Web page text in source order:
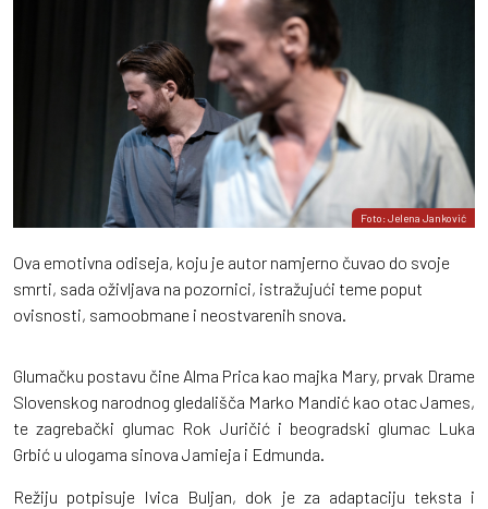
Foto: Jelena Janković
Ova emotivna odiseja, koju je autor namjerno čuvao do svoje
smrti, sada oživljava na pozornici, istražujući teme poput
ovisnosti, samoobmane i neostvarenih snova.
Glumačku postavu čine Alma Prica kao majka Mary, prvak Drame
Slovenskog narodnog gledališča Marko Mandić kao otac James,
te zagrebački glumac Rok Juričić i beogradski glumac Luka
Grbić u ulogama sinova Jamieja i Edmunda.
Režiju potpisuje Ivica Buljan, dok je za adaptaciju teksta i